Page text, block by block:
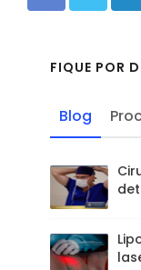
FIQUE POR
Blog